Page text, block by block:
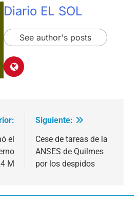
Diario EL SOL
See author's posts
el
M
Siguiente:
Cese de tareas de la
ANSES de Quilmes
por los despidos